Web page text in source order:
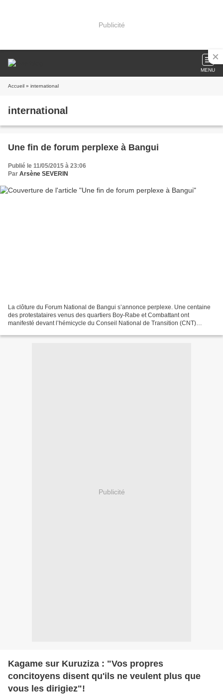
Publicité
MENU
Accueil » international
international
Une fin de forum perplexe à Bangui
Publié le 11/05/2015 à 23:06
Par Arsène SEVERIN
La clôture du Forum National de Bangui s’annonce perplexe. Une centaine
des protestataires venus des quartiers Boy-Rabe et Combattant ont
manifesté devant l’hémicycle du Conseil National de Transition (CNT)
Publicité
Kagame sur Kuruziza : "Vos propres
concitoyens disent qu'ils ne veulent plus que
vous les dirigiez"!